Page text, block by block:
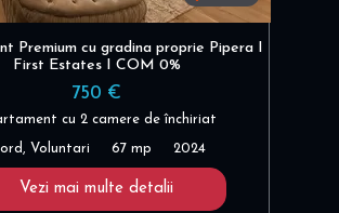
Premium cu gradina proprie Pipera I
First Estates I COM 0%
750 €
cu 2 camere de închiriat
Voluntari 67 mp 2024
Vezi mai multe detalii